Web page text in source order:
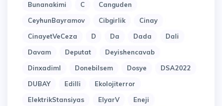
Bunanakimi
C
Canguden
CeyhunBayramov
Cibgirlik
Cinay
CinayetVeCeza
D Da Dada
Dali
Davam
Deputat
Deyishencavab
Dinxadiml
Donebilsem Dosye
DSA2022
DUBAY
Edilli
Ekolojiterror
ElektrikStansiyas
ElyarV
Eneji